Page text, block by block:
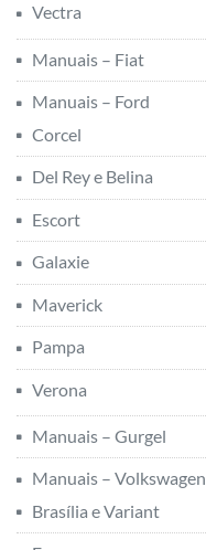
Vectra
Manuais – Fiat
Manuais – Ford
Corcel
Del Rey e Belina
Escort
Galaxie
Maverick
Pampa
Verona
Manuais – Gurgel
Manuais – Volkswagen
Brasília e Variant